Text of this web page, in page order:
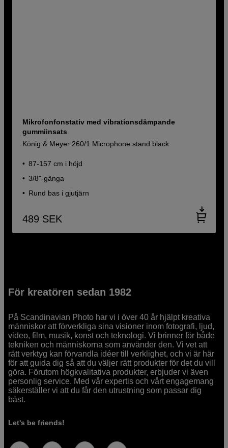
Mikrofonfonstativ med vibrationsdämpande
gummiinsats
König & Meyer 260/1 Microphone stand black
87-157 cm i höjd
3/8"-gänga
Rund bas i gjutjärn
489 SEK
För kreatören sedan 1982
På Scandinavian Photo har vi i över 40 år hjälpt kreativa
människor att förverkliga sina visioner inom fotografi, ljud,
video, film, musik, konst och teknologi. Vi brinner för både
tekniken och människorna som använder den. Vi vet att
rätt verktyg kan förvandla idéer till verklighet, och vi är här
för att guida dig så att du väljer rätt produkter för det du vill
göra. Förutom högkvalitativa produkter, erbjuder vi även
personlig service. Med vår expertis och vårt engagemang
säkerställer vi att du får den utrustning som passar dig
bäst.
Let's be friends!